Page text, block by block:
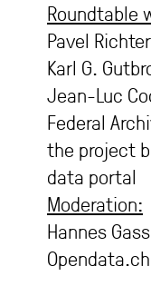
Roundtable
Pavel
Karl G.
Jean-Luc
Federal
the project
data portal
Moderation:
Hannes
Opendata.ch